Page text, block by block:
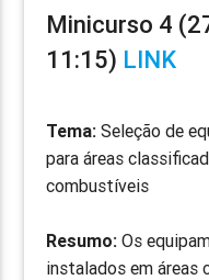
Minicurso 4
11:15) LINK
Tema:Seleção de
para áreas
combustíveis
Resumo:Os
instalados em áreas